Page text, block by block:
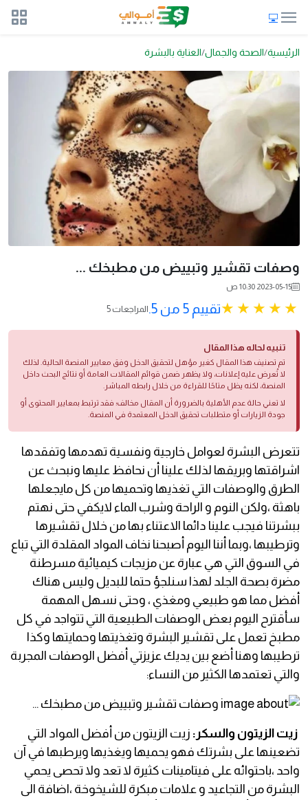
الرئيسية الصحة والجمال العناية بالبشرة
وصفات تقشير وتبييض من مطبخك ...
2023-05-15 10:30 ص
تقييم 5 من 5. 5 المراجعات
تنبيه لحاله هذا المقال
تم تصنيف هذا المقال كغير مؤهل لتحقيق الدخل وفق معايير المنصة الحالية. لذلك
لا تُعرض عليه إعلانات، ولا يظهر ضمن قوائم المقالات العامة أو نتائج البحث داخل
المنصة، لكنه يظل متاحًا للقراءة من خلال رابطه المباشر.
لا تعني حالة عدم الأهلية بالضرورة أن المقال مخالف؛ فقد ترتبط بمعايير المحتوى أو
جودة الزيارات أو متطلبات تحقيق الدخل المعتمدة في المنصة.
تتعرض البشرة لعوامل خارجية ونفسية تهدمها وتفقدها
اشراقتها وبريقها لذلك علينا أن نحافظ عليها ونبحث عن
الطرق والوصفات التي تغذيها وتحميها من كل مايجعلها
باهثة ،ولكن النوم و الراحة وشرب الماء لايكفي حتى نهتم
ببشرتنا فيجب علينا دائما الاعتناء بها من خلال تقشيرها
وترطيبها ،وبما أننا اليوم أصبحنا نخاف المواد المقلدة التي تباع
في السوق التي هي عبارة عن مزيجات كيميائية مسرطنة
مضرة بصحة الجلد لهذا سنلجؤ حتما للبديل وليس هناك
أفضل مما هو طبيعي ومغذي ، وحتى نسهل المهمة
سأقترح اليوم بعض الوصفات الطبيعية التي تتواجد في كل
مطبخ تعمل على تقشير البشرة وتغذيتها وحمايتها وكذا
ترطيبها وهنا أضع بين يديك عزيزتي أفضل الوصفات المجربة
والتي تعتمدها الكثير من النساء:
زيت الزيتون والسكر: زيت الزيتون من أفضل المواد التي
تضعينها على بشرتك فهو يحميها ويغذيها ويرطبها في آن
واحد ،باحتوائه على فيتامينات كثيرة لا تعد ولا تحصى يحمي
البشرة من التجاعيد و علامات مبكرة للشيخوخة ،اضافة الى